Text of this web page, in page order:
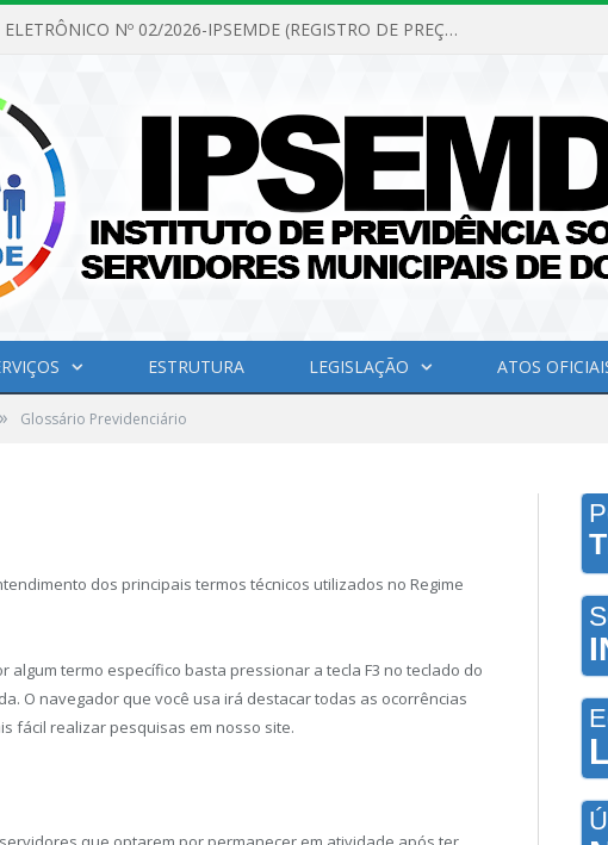
PREGÃO ELETRÔNICO Nº 02/2026-IPSEMDE (REGISTRO DE PREÇOS PARA FUTURA E EVENTUAL AQUISIÇÃO DE MATERIAL DE LIMPEZA E GÊNEROS ALIMENTÍCIOS PARA ATENDER AS NECESSIDADES DO INSTITUTO DE PREVIDÊNCIA SOCIAL DOS SERVIDORES MUNICIPAIS DE DOM ELISEU.)
ESTRUTURA LEGISLAÇÃO ATOS
» Glossário Previdenciário
dos principais termos técnicos utilizados no Regime
algum termo específico basta pressionar a tecla F3 no teclado do
O navegador que você usa irá destacar todas as ocorrências
fácil realizar pesquisas em nosso site.